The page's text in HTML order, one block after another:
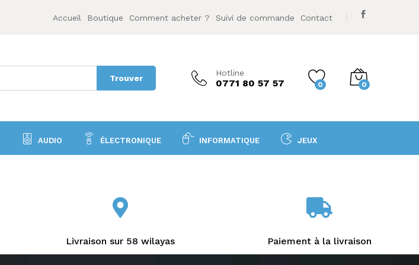
Accueil Boutique Comment acheter ? Suivi de commande Contact
Trouver
Hotline
0771 80 57 57 0 0
AUDIO ÉLECTRONIQUE INFORMATIQUE JEUX
Livraison sur 58 wilayas Paiement à la livraison